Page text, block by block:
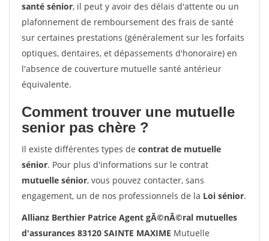
santé sénior, il peut y avoir des délais d'attente ou un
plafonnement de remboursement des frais de santé
sur certaines prestations (généralement sur les forfaits
optiques, dentaires, et dépassements d'honoraire) en
l'absence de couverture mutuelle santé antérieur
équivalente.
Comment trouver une mutuelle
senior pas chère ?
Il existe différentes types de contrat de mutuelle
sénior. Pour plus d'informations sur le contrat
mutuelle sénior, vous pouvez contacter, sans
engagement, un de nos professionnels de la Loi sénior.
Allianz Berthier Patrice Agent gÃ©nÃ©ral mutuelles
d'assurances 83120 SAINTE MAXIME Mutuelle